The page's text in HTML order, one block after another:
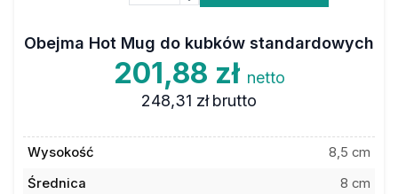
Obejma Hot Mug do kubków standardowych
201,88 zł netto
248,31 zł brutto
Wysokość
8,5 cm
Średnica
8 cm